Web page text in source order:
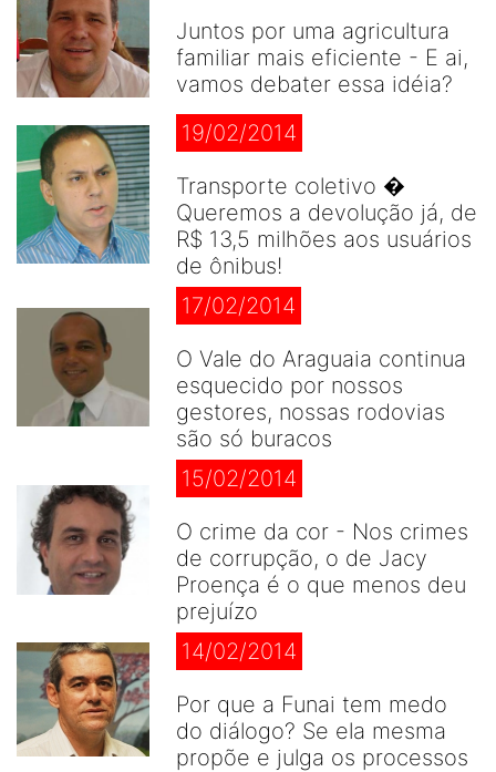
Juntos por uma agricultura
familiar mais eficiente - E ai,
vamos debater essa idéia?
19/02/2014
Transporte coletivo �
Queremos a devolução já, de
R$ 13,5 milhões aos usuários
de ônibus!
17/02/2014
O Vale do Araguaia continua
esquecido por nossos
gestores, nossas rodovias
são só buracos
15/02/2014
O crime da cor - Nos crimes
de corrupção, o de Jacy
Proença é o que menos deu
prejuízo
14/02/2014
Por que a Funai tem medo
do diálogo? Se ela mesma
propõe e julga os processos